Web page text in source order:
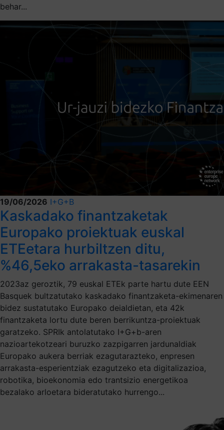
behar...
19/06/2026 I+G+B
Kaskadako finantzaketak
Europako proiektuak euskal
ETEetara hurbiltzen ditu,
%46,5eko arrakasta-tasarekin
2023az geroztik, 79 euskal ETEk parte hartu dute EEN
Basquek bultzatutako kaskadako finantzaketa-ekimenaren
bidez sustatutako Europako deialdietan, eta 42k
finantzaketa lortu dute beren berrikuntza-proiektuak
garatzeko. SPRIk antolatutako I+G+b-aren
nazioartekotzeari buruzko zazpigarren jardunaldiak
Europako aukera berriak ezagutarazteko, enpresen
arrakasta-esperientziak ezagutzeko eta digitalizazioa,
robotika, bioekonomia edo trantsizio energetikoa
bezalako arloetara bideratutako hurrengo...